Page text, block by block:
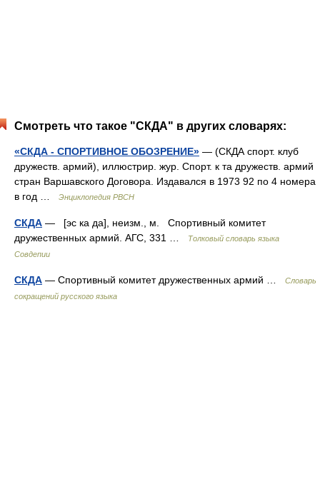
Смотреть что такое "СКДА" в других словарях:
«СКДА - СПОРТИВНОЕ ОБОЗРЕНИЕ» — (СКДА спорт. клуб
дружеств. армий), иллюстрир. жур. Спорт. к та дружеств. армий
стран Варшавского Договора. Издавался в 1973 92 по 4 номера
в год …
Энциклопедия РВСН
СКДА — [эс ка да], неизм., м. Спортивный комитет
дружественных армий. АГС, 331 …
Толковый словарь языка
Совдепии
СКДА — Спортивный комитет дружественных армий …
Словарь
сокращений русского языка